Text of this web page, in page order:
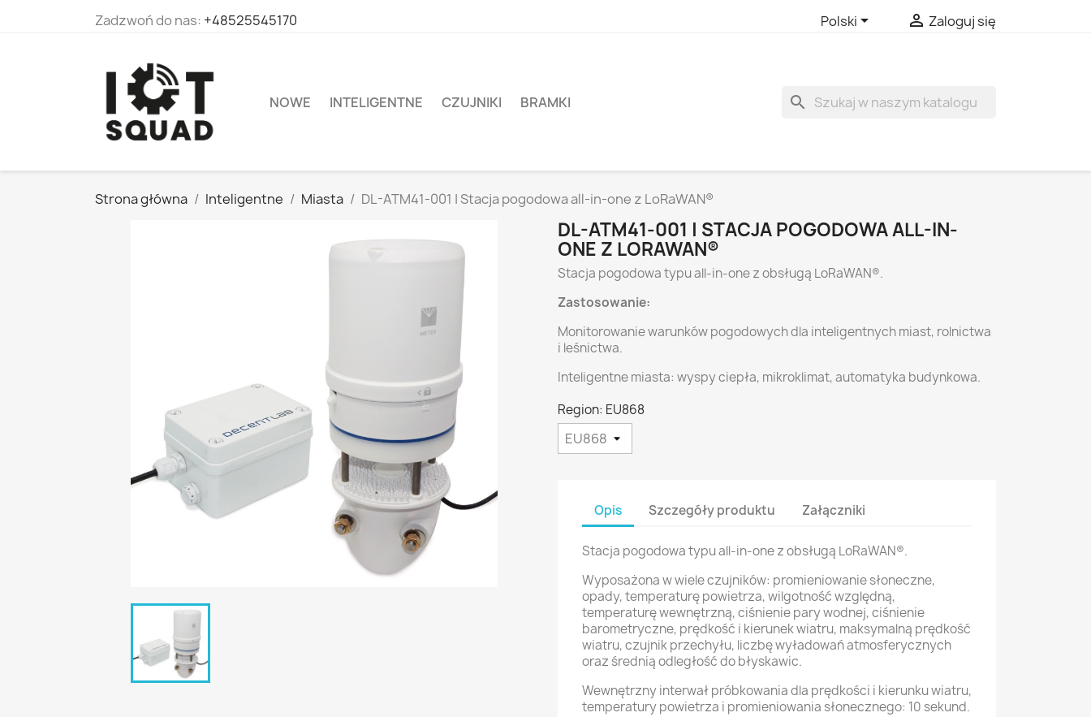
Zadzwoń do nas: +48525545170 Polski  Zaloguj się
NOWE INTELIGENTNE CZUJNIKI BRAMKI search
Strona główna Inteligentne Miasta DL-ATM41-001 | Stacja pogodowa all-in-one z LoRaWAN®
DL-ATM41-001 | STACJA POGODOWA ALL-IN-
ONE Z LORAWAN®
Stacja pogodowa typu all-in-one z obsługą LoRaWAN®.
Zastosowanie:
Monitorowanie warunków pogodowych dla inteligentnych miast, rolnictwa
i leśnictwa.
Inteligentne miasta: wyspy ciepła, mikroklimat, automatyka budynkowa.
Region: EU868
Opis Szczegóły produktu Załączniki
Stacja pogodowa typu all-in-one z obsługą LoRaWAN®.
Wyposażona w wiele czujników: promieniowanie słoneczne,
opady, temperaturę powietrza, wilgotność względną,
temperaturę wewnętrzną, ciśnienie pary wodnej, ciśnienie
barometryczne, prędkość i kierunek wiatru, maksymalną prędkość
wiatru, czujnik przechyłu, liczbę wyładowań atmosferycznych
oraz średnią odległość do błyskawic.
Wewnętrzny interwał próbkowania dla prędkości i kierunku wiatru,
temperatury powietrza i promieniowania słonecznego: 10 sekund.